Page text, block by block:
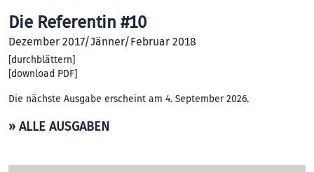
Die Referentin #10
Dezember 2017/Jänner/Februar 2018
[durchblättern]
[download PDF]
Die nächste Ausgabe erscheint am 4. September 2026.
» ALLE AUSGABEN